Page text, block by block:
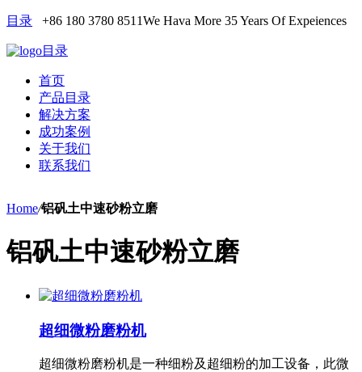
目录 +86 180 3780 8511We Hava More 35 Years Of Expeiences
目录
首页
产品目录
解决方案
成功案例
关于我们
联系我们
Home/铝矾土中速砂粉立磨
铝矾土中速砂粉立磨
超细微粉磨粉机
超细微粉磨粉机是一种细粉及超细粉的加工设备，此微